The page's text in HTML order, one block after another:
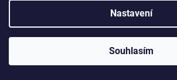
Nastavení
Souhlasím